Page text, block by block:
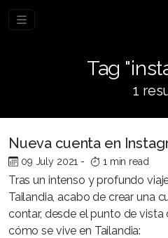
Tag
1
Nueva cuenta en
09 July 2021 - 1 min read
Tras un intenso y profundo
Tailandia, acabo de crear una
contar, desde el punto de vista
cómo se vive en Tailandia: